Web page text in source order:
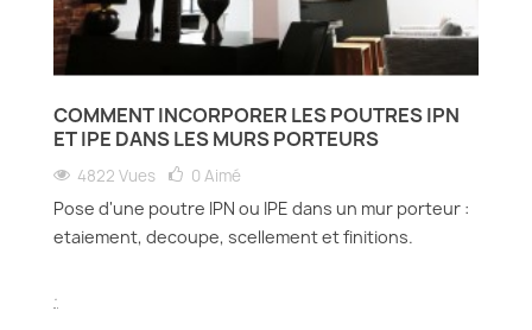
COMMENT INCORPORER LES POUTRES IPN
ET IPE DANS LES MURS PORTEURS
4822 Vues 0 Aimé
Pose d'une poutre IPN ou IPE dans un mur porteur :
etaiement, decoupe, scellement et finitions.
.